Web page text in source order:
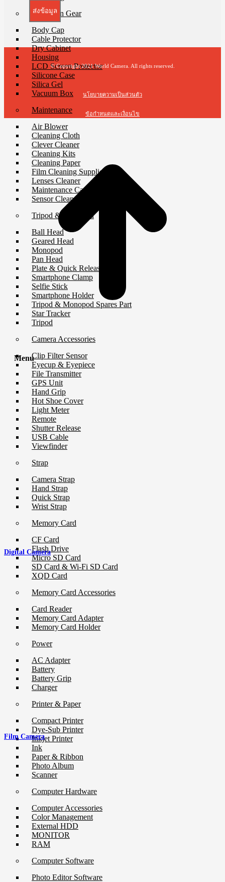
Protection Gear
Body Cap
Cable Protector
Dry Cabinet
Housing
LCD Screen Protector
Silicone Case
Silica Gel
Vacuum Box
Maintenance
Air Blower
Cleaning Cloth
Clever Cleaner
Cleaning Kits
Cleaning Paper
Film Cleaning Supplies
Lenses Cleaner
Maintenance Cartridge
Sensor Cleaner
Tripod & Monopod
Ball Head
Geared Head
Monopod
Pan Head
Plate & Quick Release
Smartphone Clamp
Selfie Stick
Smartphone Holder
Tripod & Monopod Spares Part
Star Tracker
Tripod
Camera Accessories
Clip Filter Sensor
Eyecup & Eyepiece
File Transmitter
GPS Unit
Hand Grip
Hot Shoe Cover
Light Meter
Remote
Shutter Release
USB Cable
Viewfinder
Strap
Camera Strap
Hand Strap
Quick Strap
Wrist Strap
Memory Card
CF Card
Flash Drive
Micro SD Card
SD Card & Wi-Fi SD Card
XQD Card
Memory Card Accessories
Card Reader
Memory Card Adapter
Memory Card Holder
Power
AC Adapter
Battery
Battery Grip
Charger
Printer & Paper
Compact Printer
Dye-Sub Printer
Inkjet Printer
Ink
Paper & Ribbon
Photo Album
Scanner
Computer Hardware
Computer Accessories
Color Management
External HDD
MONITOR
RAM
Computer Software
Photo Editor Software
ส่งข้อมูล
© Copyright 2021 World Camera. All rights reserved.
นโยบายความเป็นส่วนตัว
ข้อกำหนดและเงื่อนไข
Menu
Digital Camera
Film Camera